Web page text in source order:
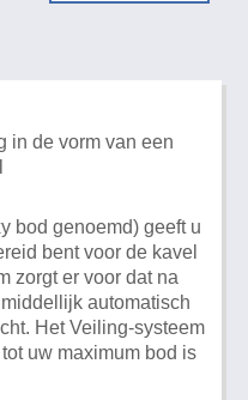
in de vorm van een
bod genoemd) geeft u
bent voor de kavel
zorgt er voor dat na
automatisch
Het Veiling-systeem
uw maximum bod is